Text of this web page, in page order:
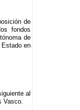
de
fondos
de
en
al